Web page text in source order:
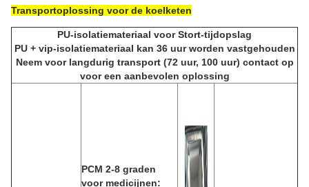
Transportoplossing voor de koelketen
PU-isolatiemateriaal voor Stort-tijdopslag
PU + vip-isolatiemateriaal kan 36 uur worden vastgehouden
Neem voor langdurig transport (72 uur, 100 uur) contact op
voor een aanbevolen oplossing
PCM 2-8 graden
voor medicijnen: